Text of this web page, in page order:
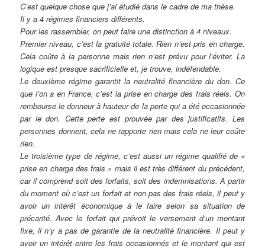
C’est quelque chose que j’ai étudié dans le cadre de ma thèse.
Il y a 4 régimes financiers différents.
Pour les rassembler, on peut faire une distinction à 4 niveaux.
Premier niveau, c’est la gratuité totale. Rien n’est pris en charge.
Cela coûte à la personne mais rien n’est prévu pour l’éviter. La
logique est presque sacrificielle et, je trouve, indéfendable.
Le deuxième régime garantit la neutralité financière du don. Ce
que l’on a en France, c’est la prise en charge des frais réels. On
rembourse le donneur à hauteur de la perte qui a été occasionnée
par le don. Cette perte est prouvée par des justificatifs. Les
personnes donnent, cela ne rapporte rien mais cela ne leur coûte
rien.
Le troisième type de régime, c’est aussi un régime qualifié de «
prise en charge des frais » mais il est très différent du précédent,
car il comprend soit des forfaits, soit des indemnisations. A partir
du moment où c’est un forfait et non pas des frais réels, il peut y
avoir un intérêt économique à le faire selon sa situation de
précarité. Avec le forfait qui prévoit le versement d’un montant
fixe, il n’y a pas de garantie de la neutralité financière. Il peut y
avoir un intérêt entre les frais occasionnés et le montant qui est